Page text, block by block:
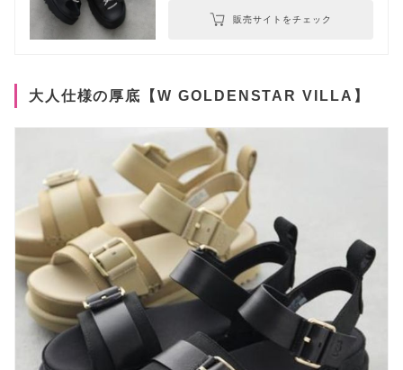
販売サイトをチェック
大人仕様の厚底【W GOLDENSTAR VILLA】